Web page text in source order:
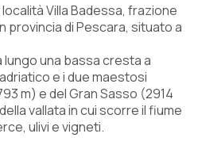
Villa Badessa, frazione
provincia di Pescara, situato a
lungo una bassa cresta a
e i due maestosi
m) e del Gran Sasso (2914
vallata in cui scorre il fiume
ulivi e vigneti.